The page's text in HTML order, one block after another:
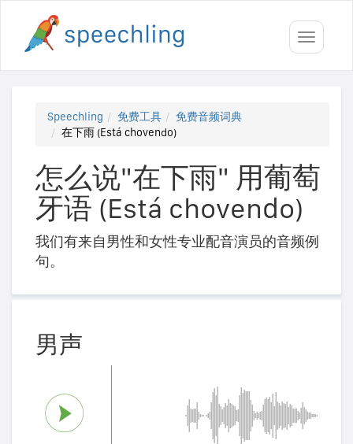
Toggle
Speechling 免费工具
免费音频词典
在下雨 (Está chovendo)
怎么说"在下雨" 用葡萄
牙语 (Está chovendo)
我们有来自男性和女性专业配音演员的音频例
句。
男声